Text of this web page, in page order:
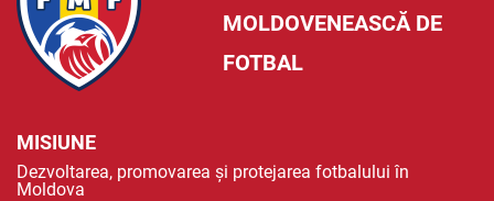
MOLDOVENEASCĂ DE
FOTBAL
MISIUNE
Dezvoltarea, promovarea și protejarea fotbalului în
Moldova